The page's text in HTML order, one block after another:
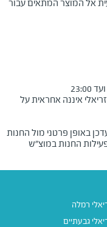
אל המוצר המתאים עבור
איננה אחראית על
באופן פרטני מול החנות
החנות במוצ"ש
רמלה
גבעתיים